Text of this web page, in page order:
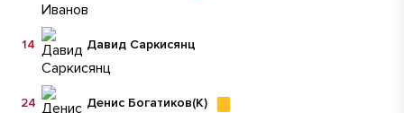
Давид Саркисянц
14
Денис Богатиков(К)
24